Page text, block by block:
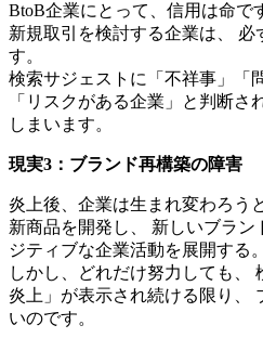
BtoB企業にとって、信用は命で
新規取引を検討する企業は、 必
す。
検索サジェストに「不祥事」「
「リスクがある企業」と判断さ
しまいます。
現実3：ブランド再構築の障害
炎上後、企業は生まれ変わろう
新商品を開発し、 新しいブラ
ジティブな企業活動を展開する。
しかし、どれだけ努力しても、
炎上」が表示され続ける限り、
いのです。